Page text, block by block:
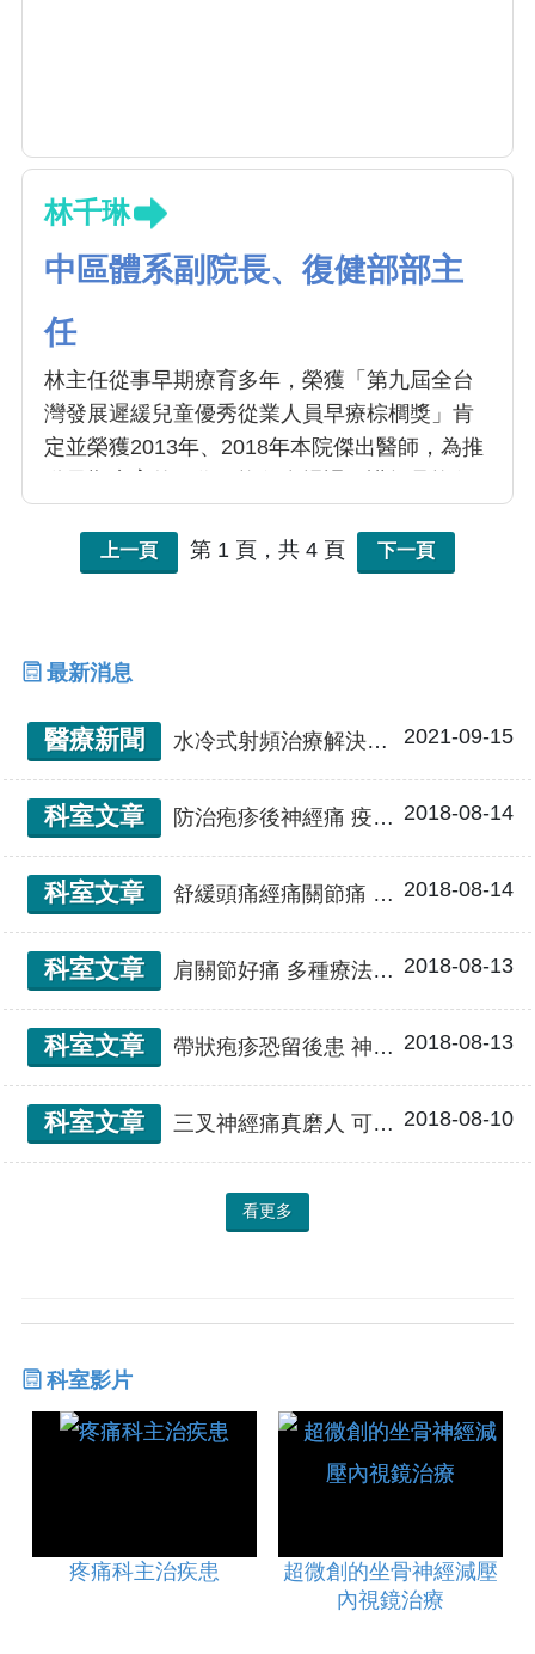
林千琳
中區體系副院長、復健部部主
任
林主任從事早期療育多年，榮獲「第九屆全台
灣發展遲緩兒童優秀從業人員早療棕櫚獎」肯
定並榮獲2013年、2018年本院傑出醫師，為推
授課老師，並參與醫學系核心課程教材製作。
上一頁 第 1 頁，共 4 頁 下一頁
最新消息
醫療新聞 水冷式射頻治療解決妻長期疼痛 夫以愛之名相伴復健之路 2021-09-15
科室文章 防治疱疹後神經痛 疫苗注射與中西藥物的運用 2018-08-14
科室文章 舒緩頭痛經痛關節痛 飲食也來幫個忙 2018-08-14
科室文章 肩關節好痛 多種療法與你並肩作戰 2018-08-13
科室文章 帶狀疱疹恐留後患 神經痛虎視眈眈 2018-08-13
科室文章 三叉神經痛真磨人 可別誤當牙痛偏頭痛 2018-08-10
看更多
科室影片
疼痛科主治疾患
超微創的坐骨神經減壓
內視鏡治療